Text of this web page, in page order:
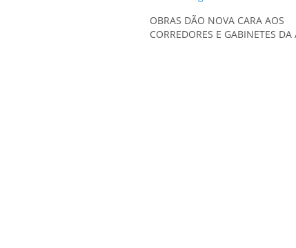
OBRAS DÃO NOVA CARA AOS
CORREDORES E GABINETES DA